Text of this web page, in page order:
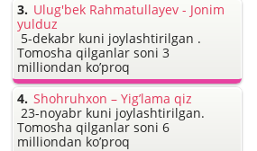
Ulug'bek Rahmatullayev - Jonim
yulduz
5-dekabr kuni joylashtirilgan .
Tomosha qilganlar soni 3
milliondan ko’proq
Shohruhxon – Yig’lama qiz
23-noyabr kuni joylashtirilgan.
Tomosha qilganlar soni 6
milliondan ko’proq